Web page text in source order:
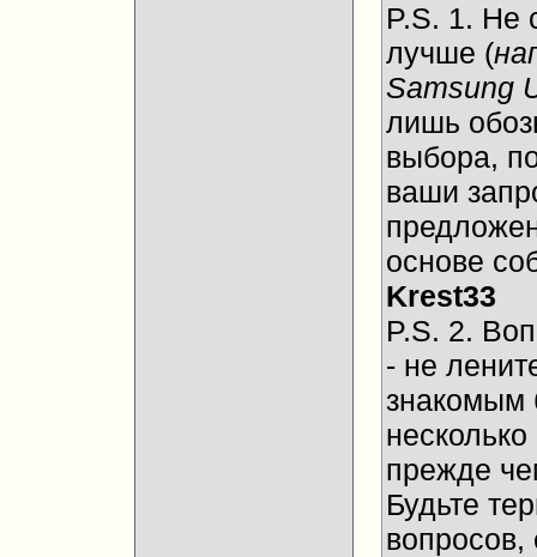
P.S. 1. Не
лучше (
Samsung
лишь
выбора,
ваши
основе
Krest33
P.S. 2.
- не
знакомым
прежде
Будьте
вопросов,